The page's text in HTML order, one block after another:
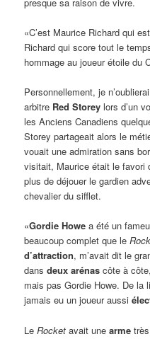
«C’est Maurice Richard qui
Richard qui score tout le
hommage au joueur étoile du
Personnellement, je
arbitre Red Storey lors d’un
les Anciens Canadiens
Storey partageait alors le
vouait une admiration sans
visitait, Maurice était le favori
plus de déjouer le gardien
chevalier du sifflet.
«Gordie Howea été un
beaucoup complet que le
d’attraction, m’avait dit le
dansdeux arénas côte à
mais pas Gordie Howe. De la
jamais eu un joueur aussi
LeRocket avait unearme